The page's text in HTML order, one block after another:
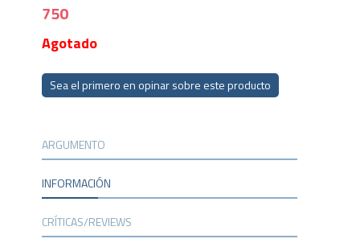
750
Agotado
Sea el primero en opinar sobre este producto
ARGUMENTO
INFORMACIÓN
CRÍTICAS/REVIEWS